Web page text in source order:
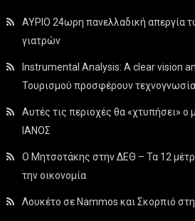
ΑΥΡΙΟ 24ωρη πανελλαδική απεργία
γιατρών
Instrumental Analysis: A clear vision
Τουρισμού προσφέρουν τεχνογνωσία
Αυτές τις περιοχές θα «χτυπήσει»
ΙΑΝΟΣ
Ο Μητσοτάκης στην ΔΕΘ – Τα 12
την οικονομία
Λουκέτο σε Nammos και Σκορπιό